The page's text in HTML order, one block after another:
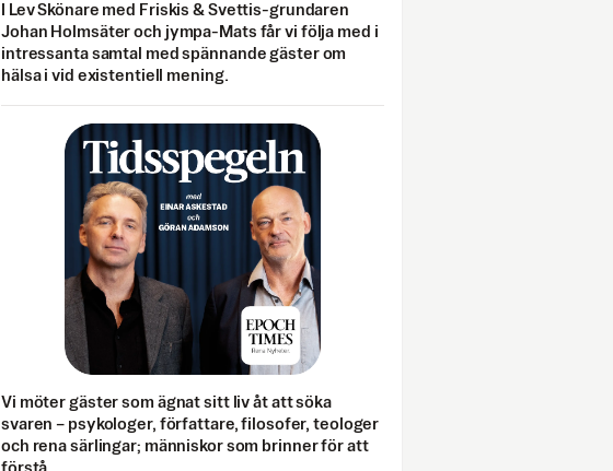
I Lev Skönare med Friskis & Svettis-grundaren
Johan Holmsäter och jympa-Mats får vi följa med i
intressanta samtal med spännande gäster om
hälsa i vid existentiell mening.
Vi möter gäster som ägnat sitt liv åt att söka
svaren – psykologer, författare, filosofer, teologer
och rena särlingar; människor som brinner för att